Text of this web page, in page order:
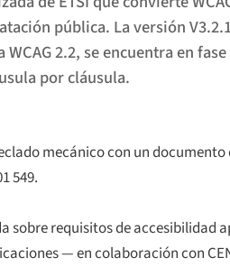
pública. La versión
2.2, se encuentra en fase
por cláusula.
mecánico con un
549.
sobre requisitos de accesibilidad
— en colaboración con